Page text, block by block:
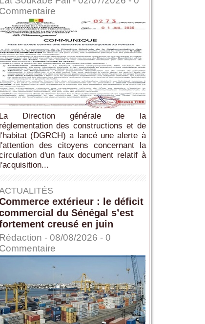
Commentaire
La Direction générale de la
réglementation des constructions et de
l'habitat (DGRCH) a lancé une alerte à
l'attention des citoyens concernant la
d'un faux document relatif à
l'acquisition...
extérieur : le déficit
du Sénégal s’est
creusé en juin
Rédaction - 08/08/2026 - 0
Commentaire